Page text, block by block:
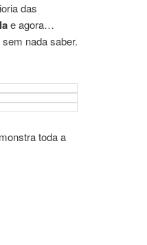
das
e agora…
nada saber.
toda a